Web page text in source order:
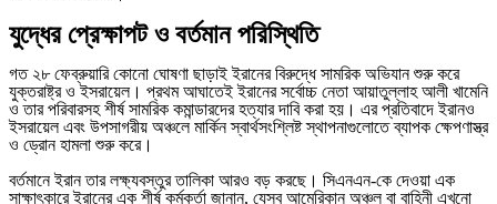
যুদ্ধের প্রেক্ষাপট ও বর্তমান পরিস্থিতি
গত ২৮ ফেব্রুয়ারি কোনো ঘোষণা ছাড়াই ইরানের বিরুদ্ধে সামরিক অভিযান শুরু করে
যুক্তরাষ্ট্র ও ইসরায়েল। প্রথম আঘাতেই ইরানের সর্বোচ্চ নেতা আয়াতুল্লাহ আলী খামেনি
ও তার পরিবারসহ শীর্ষ সামরিক কমান্ডারদের হত্যার দাবি করা হয়। এর প্রতিবাদে ইরানও
ইসরায়েল এবং উপসাগরীয় অঞ্চলে মার্কিন স্বার্থসংশ্লিষ্ট স্থাপনাগুলোতে ব্যাপক ক্ষেপণাস্ত্র
ও ড্রোন হামলা শুরু করে।
বর্তমানে ইরান তার লক্ষ্যবস্তুর তালিকা আরও বড় করছে। সিএনএন-কে দেওয়া এক
সাক্ষাৎকারে ইরানের এক শীর্ষ কর্মকর্তা জানান, যেসব আমেরিকান অঞ্চল বা বাহিনী এখনো